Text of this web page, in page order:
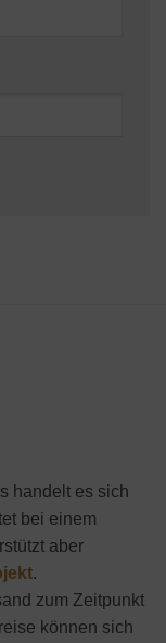
handelt es sich
bei einem
aber
.
zum Zeitpunkt
können sich